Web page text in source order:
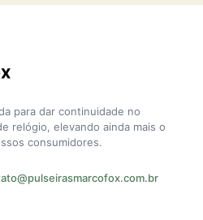
para dar continuidade no
relógio, elevando ainda mais o
consumidores.